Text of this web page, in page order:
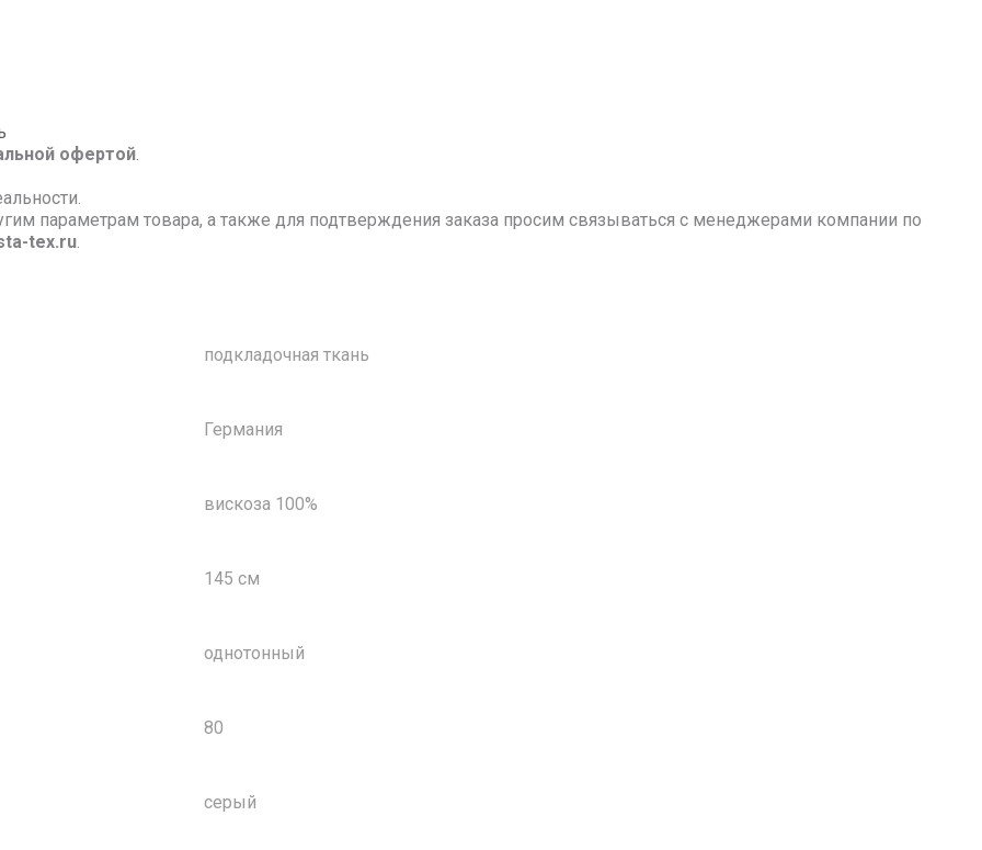
офертой.
параметрам товара, а также для подтверждения заказа просим связываться с менеджерами компании по
tex.ru.
подкладочная ткань
Германия
вискоза 100%
145 см
однотонный
80
серый